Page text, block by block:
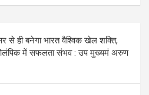
e
gr
a
ail py
Li
n
ar
e
से ही बनेगा भारत वैश्विक खेल शक्ति,
में सफलता संभव : उप मुख्यमं अरुण